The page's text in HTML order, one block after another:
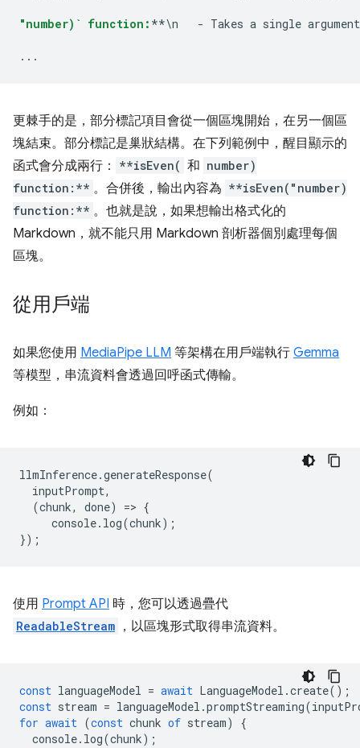
"number)` function: **\n   - Takes a single
...
更棘手的是，部分標記項目會從一個區塊開始，在另一個區
塊結束。部分標記是巢狀結構。在下列範例中，醒目顯示的
函式會分成兩行：
**isEven( 和 number)
function:** 。合併後，輸出內容為 **isEven("number)
function:** 。也就是說，如果想輸出格式化的
Markdown，就不能只用 Markdown 剖析器個別處理每個
區塊。
從用戶端
如果您使用 MediaPipe LLM 等架構在用戶端執行 Gemma
等模型，串流資料會透過回呼函式傳輸。
例如：
llmInference.generateResponse(
inputPrompt,
(chunk, done) => {
console. log(chunk);
});
使用 Prompt API 時，您可以透過疊代
ReadableStream ，以區塊形式取得串流資料。
const languageModel = await LanguageModel .create();
const stream = languageModel .promptStreaming(
for await (const chunk of stream)
{
console. log(chunk);